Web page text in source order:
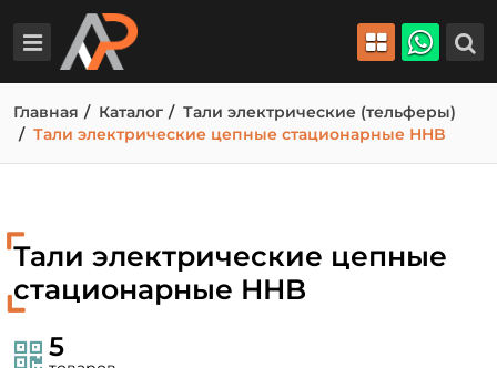
Главная Каталог
Тали электрические (тельферы)
Тали электрические цепные стационарные HHB
Тали электрические цепные
стационарные HHB
5